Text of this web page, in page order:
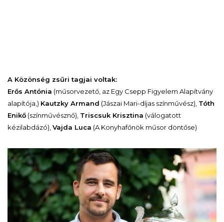
A Közönség zsűri tagjai voltak:
Erős Antónia (műsorvezető, az Egy Csepp Figyelem Alapítvány
alapítója,) Kautzky Armand (Jászai Mari-díjas színművész), Tóth
Enikő (színművésznő), Triscsuk Krisztina (válogatott
kézilabdázó), Vajda Luca (A Konyhafőnök műsor döntőse)